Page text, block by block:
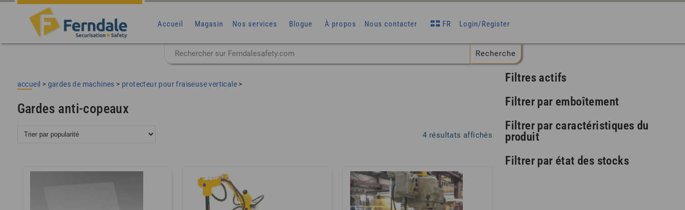
Accueil Magasin Nos services Blogue À propos Nous contacter FR Login/Register
accueil > gardes de machines > protecteur pour fraiseuse verticale >
Gardes anti-copeaux
4 résultats affichés
popularité
Filtres actifs
Filtrer par emboîtement
Filtrer par caractéristiques du
produit
Filtrer par état des stocks